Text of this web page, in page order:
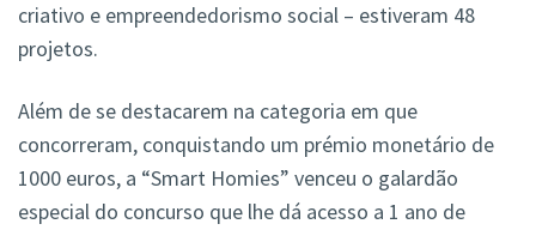
criativo e empreendedorismo social – estiveram 48
projetos.
Além de se destacarem na categoria em que
concorreram, conquistando um prémio monetário de
1000 euros, a “Smart Homies” venceu o galardão
especial do concurso que lhe dá acesso a 1 ano de